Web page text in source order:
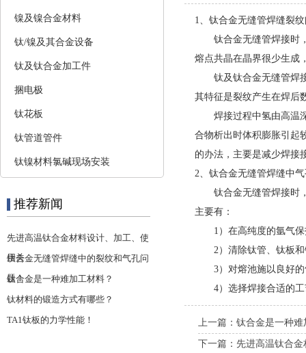
镍及镍合金材料
钛/镍及其合金设备
钛及钛合金加工件
捆电极
钛花板
钛管道管件
钛镍材料氯碱现场安装
推荐新闻
先进高温钛合金材料设计、加工、使
用关
钛合金无缝管焊缝中的裂纹和气孔问
题！
钛合金是一种难加工材料？
钛材料的锻造方式有哪些？
TA1钛板的力学性能！
1、钛合金无缝管焊缝裂
钛合金无缝管焊接时
熔点共晶在晶界很少生成
钛及钛合金无缝管焊接
其特征是裂纹产生在焊后
焊接过程中氢由高温深
合物析出时体积膨胀引起
的办法，主要是减少焊接
2、钛合金无缝管焊缝中
钛合金无缝管焊接时，
主要有：
1）在高纯度的氩气保
2）清除钛管、钛板和
3）对熔池施以良好的
4）选择焊接合适的工
上一篇： 钛合金是一种难
下一篇： 先进高温钛合